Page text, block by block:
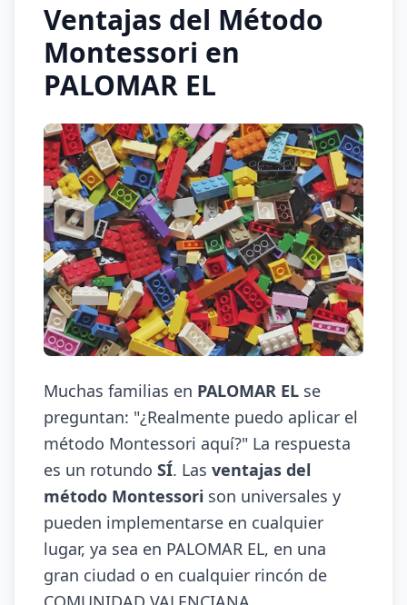
Ventajas del Método
Montessori en
PALOMAR EL
Muchas familias en PALOMAR EL se
preguntan: "¿Realmente puedo aplicar el
método Montessori aquí?" La respuesta
es un rotundo SÍ. Las ventajas del
método Montessori son universales y
pueden implementarse en cualquier
lugar, ya sea en PALOMAR EL, en una
gran ciudad o en cualquier rincón de